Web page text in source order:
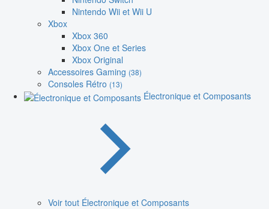
Nintendo Wii et Wii U
Xbox
Xbox 360
Xbox One et Series
Xbox Original
Accessoires Gaming (38)
Consoles Rétro (13)
Électronique et Composants
Voir tout Électronique et Composants